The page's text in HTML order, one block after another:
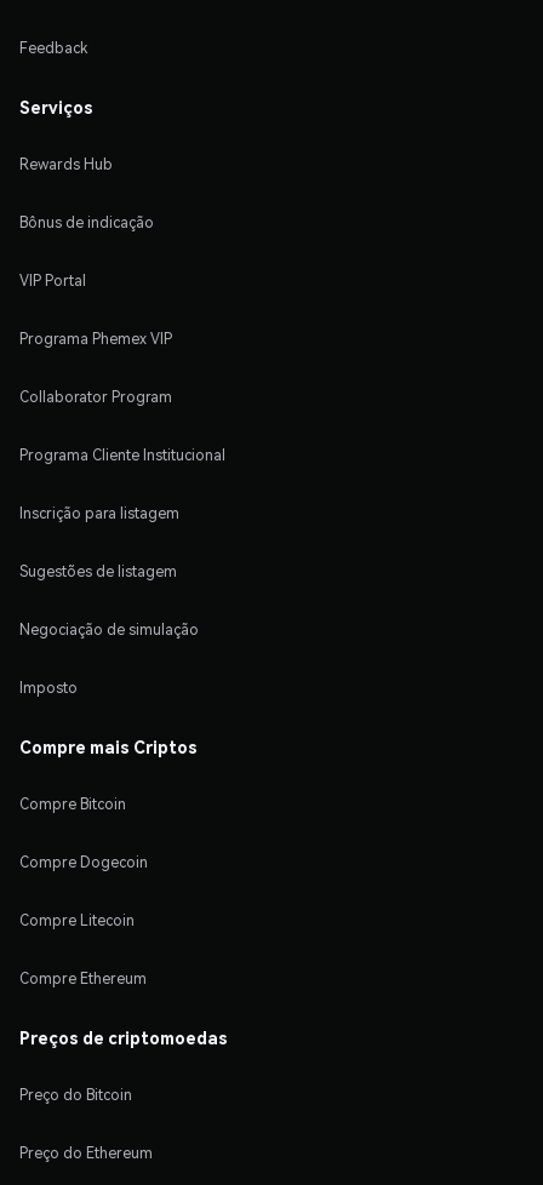
Feedback
Serviços
Rewards Hub
Bônus de indicação
VIP Portal
Programa Phemex VIP
Collaborator Program
Programa Cliente Institucional
Inscrição para listagem
Sugestões de listagem
Negociação de simulação
Imposto
Compre mais Criptos
Compre Bitcoin
Compre Dogecoin
Compre Litecoin
Compre Ethereum
Preços de criptomoedas
Preço do Bitcoin
Preço do Ethereum